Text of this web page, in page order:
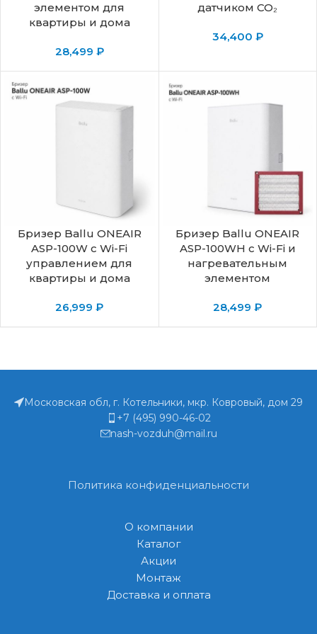
элементом для
квартиры и дома
28,499 ₽
датчиком CO₂
34,400 ₽
Бризер Ballu ONEAIR
ASP-100W с Wi-Fi
управлением для
квартиры и дома
26,999₽
Бризер Ballu ONEAIR
ASP-100WH с Wi-Fi и
нагревательным
элементом
28,499₽
Московская обл, г. Котельники, мкр. Ковровый, дом 29
+7 (495) 990-46-02
nash-vozduh@mail.ru
Политика конфиденциальности
О компании
Каталог
Акции
Монтаж
Доставка и оплата